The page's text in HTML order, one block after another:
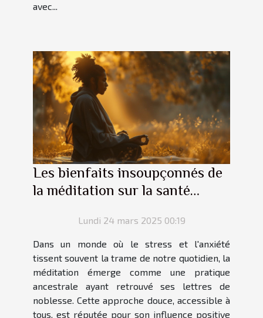
avec...
Les bienfaits insoupçonnés de
la méditation sur la santé
Lundi 24 mars 2025 00:19
Dans un monde où le stress et l'anxiété
tissent souvent la trame de notre quotidien, la
méditation émerge comme une pratique
ancestrale ayant retrouvé ses lettres de
noblesse. Cette approche douce, accessible à
tous, est réputée pour son influence positive